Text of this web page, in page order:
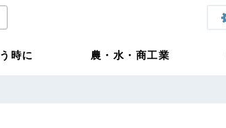
時に 農・水・商工業